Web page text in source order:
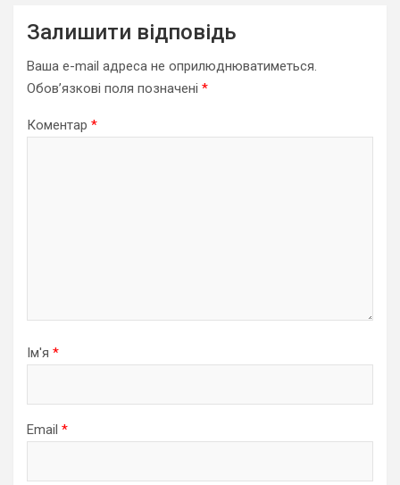
Залишити відповідь
Ваша e-mail адреса не оприлюднюватиметься.
Обов’язкові поля позначені *
Коментар *
Ім'я *
Email *